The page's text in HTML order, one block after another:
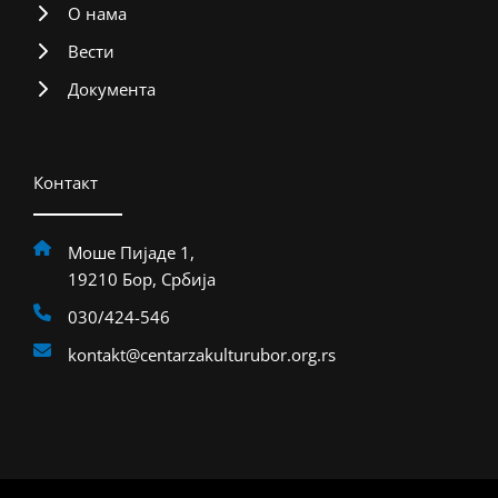
О нама
Вести
Документа
Контакт
Моше Пијаде 1,
19210 Бор, Србија
030/424-546
kontakt@centarzakulturubor.org.rs